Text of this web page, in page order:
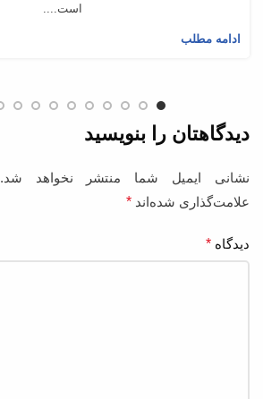
است....
ادامه مطلب
دیدگاهتان را بنویسید
نشانی ایمیل شما منتشر نخواهد شد.
علامت‌گذاری شده‌اند *
دیدگاه *